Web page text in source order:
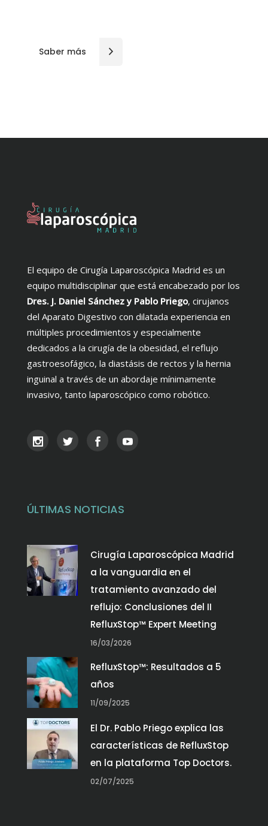
Saber más
El equipo de Cirugía Laparoscópica Madrid es un
equipo multidisciplinar que está encabezado por los
Dres. J. Daniel Sánchez y Pablo Priego, cirujanos
del Aparato Digestivo con dilatada experiencia en
múltiples procedimientos y especialmente
dedicados a la cirugía de la obesidad, el reflujo
gastroesofágico, la diastásis de rectos y la hernia
inguinal a través de un abordaje mínimamente
invasivo, tanto laparoscópico como robótico.
ÚLTIMAS NOTICIAS
Cirugía Laparoscópica Madrid
a la vanguardia en el
tratamiento avanzado del
reflujo: Conclusiones del II
RefluxStop™ Expert Meeting
16/03/2026
RefluxStop™: Resultados a 5
años
11/09/2025
El Dr. Pablo Priego explica las
características de RefluxStop
en la plataforma Top Doctors.
02/07/2025